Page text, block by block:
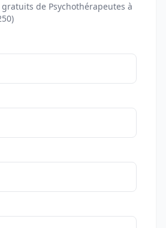
gratuits de Psychothérapeutes à